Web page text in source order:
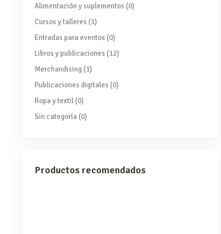
Alimentación y suplementos (0)
Cursos y talleres (1)
Entradas para eventos (0)
Libros y publicaciones (12)
Merchandising (1)
Publicaciones digitales (0)
Ropa y textil (0)
Sin categoría (0)
Productos recomendados